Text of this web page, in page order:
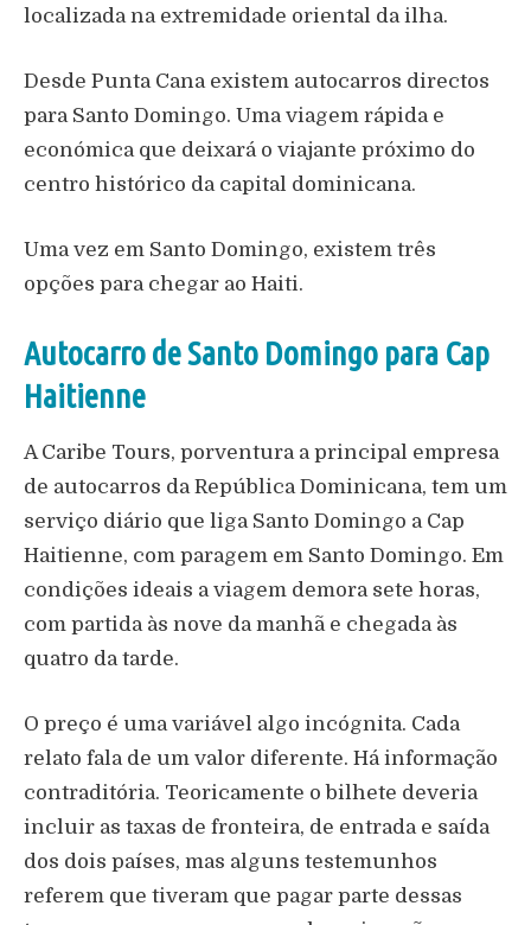
localizada na extremidade oriental da ilha.
Desde Punta Cana existem autocarros directos
para Santo Domingo. Uma viagem rápida e
económica que deixará o viajante próximo do
centro histórico da capital dominicana.
Uma vez em Santo Domingo, existem três
opções para chegar ao Haiti.
Autocarro de Santo Domingo para Cap
Haitienne
A Caribe Tours, porventura a principal empresa
de autocarros da República Dominicana, tem um
serviço diário que liga Santo Domingo a Cap
Haitienne, com paragem em Santo Domingo. Em
condições ideais a viagem demora sete horas,
com partida às nove da manhã e chegada às
quatro da tarde.
O preço é uma variável algo incógnita. Cada
relato fala de um valor diferente. Há informação
contraditória. Teoricamente o bilhete deveria
incluir as taxas de fronteira, de entrada e saída
dos dois países, mas alguns testemunhos
referem que tiveram que pagar parte dessas